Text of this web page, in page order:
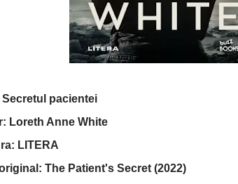
pacientei
Loreth Anne White
LITERA
The Patient's Secret (2022)